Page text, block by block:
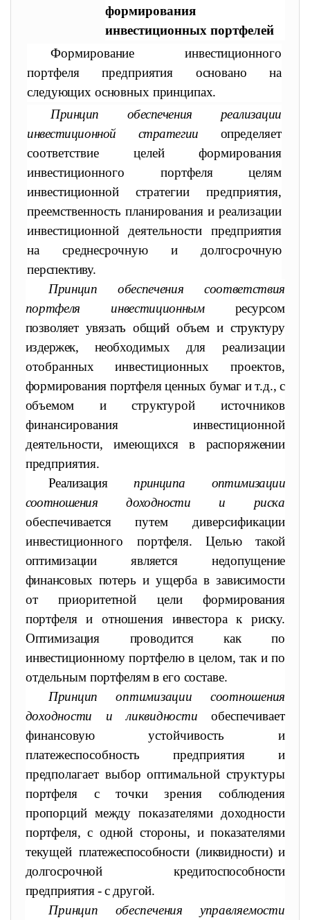
формирования
инвестиционных портфелей
Формирование инвестиционного
портфеля предприятия основано на
следующих основных принципах.
Принцип обеспечения реализации
инвестиционной стратегии определяет
соответствие целей формирования
инвестиционного портфеля целям
инвестиционной стратегии предприятия,
преемственность планирования и реализации
инвестиционной деятельностипредприятия
на среднесрочную и долгосрочную
перспективу.
Принцип обеспечения соответствия
портфеля инвестиционным ресурсом
позволяет увязать общий объем и структуру
издержек, необходимых для реализации
отобранных инвестиционных проектов,
формирования портфеля ценных бумаг и т.д., с
объемом и структурой источников
финансирования инвестиционной
деятельности,имеющихся в распоряжении
предприятия.
Реализацияпринципа оптимизации
соотношения доходности и риска
обеспечивается путем диверсификации
инвестиционного портфеля. Целью такой
оптимизации является недопущение
финансовых потерь и ущерба в зависимости
от приоритетной цели формирования
портфеля и отношения инвестора к риску.
Оптимизация проводится как по
инвестиционному портфелю в целом, так и по
отдельным портфелям в его составе.
Принцип оптимизации соотношения
доходности и ликвидности обеспечивает
финансовую устойчивость и
платежеспособностьпредприятия и
предполагает выбор оптимальной структуры
портфеля с точки зрения соблюдения
пропорций между показателями доходности
портфеля, с одной стороны, и показателями
текущей платежеспособности (ликвидности) и
долгосрочной кредитоспособности
предприятия - с другой.
Принцип обеспечения управляемости